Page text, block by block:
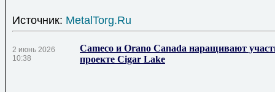
Источник: MetalTorg.Ru
2 июнь 2026
10:38
Cameco и Orano Canada наращивают
проекте Cigar Lake